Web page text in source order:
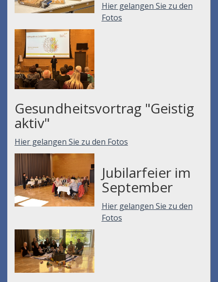
Hier gelangen Sie zu den
Fotos
Gesundheitsvortrag "Geistig
aktiv"
Hier gelangen Sie zu den Fotos
Jubilarfeier im
September
Hier gelangen Sie zu den
Fotos